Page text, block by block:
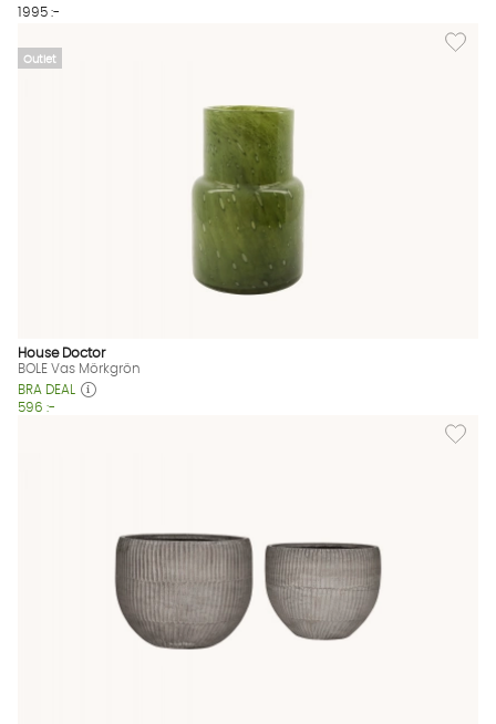
1995 :-
Outlet
Lägg
House Doctor
BOLE Vas Mörkgrön
BRA DEAL
596 :-
Lägg